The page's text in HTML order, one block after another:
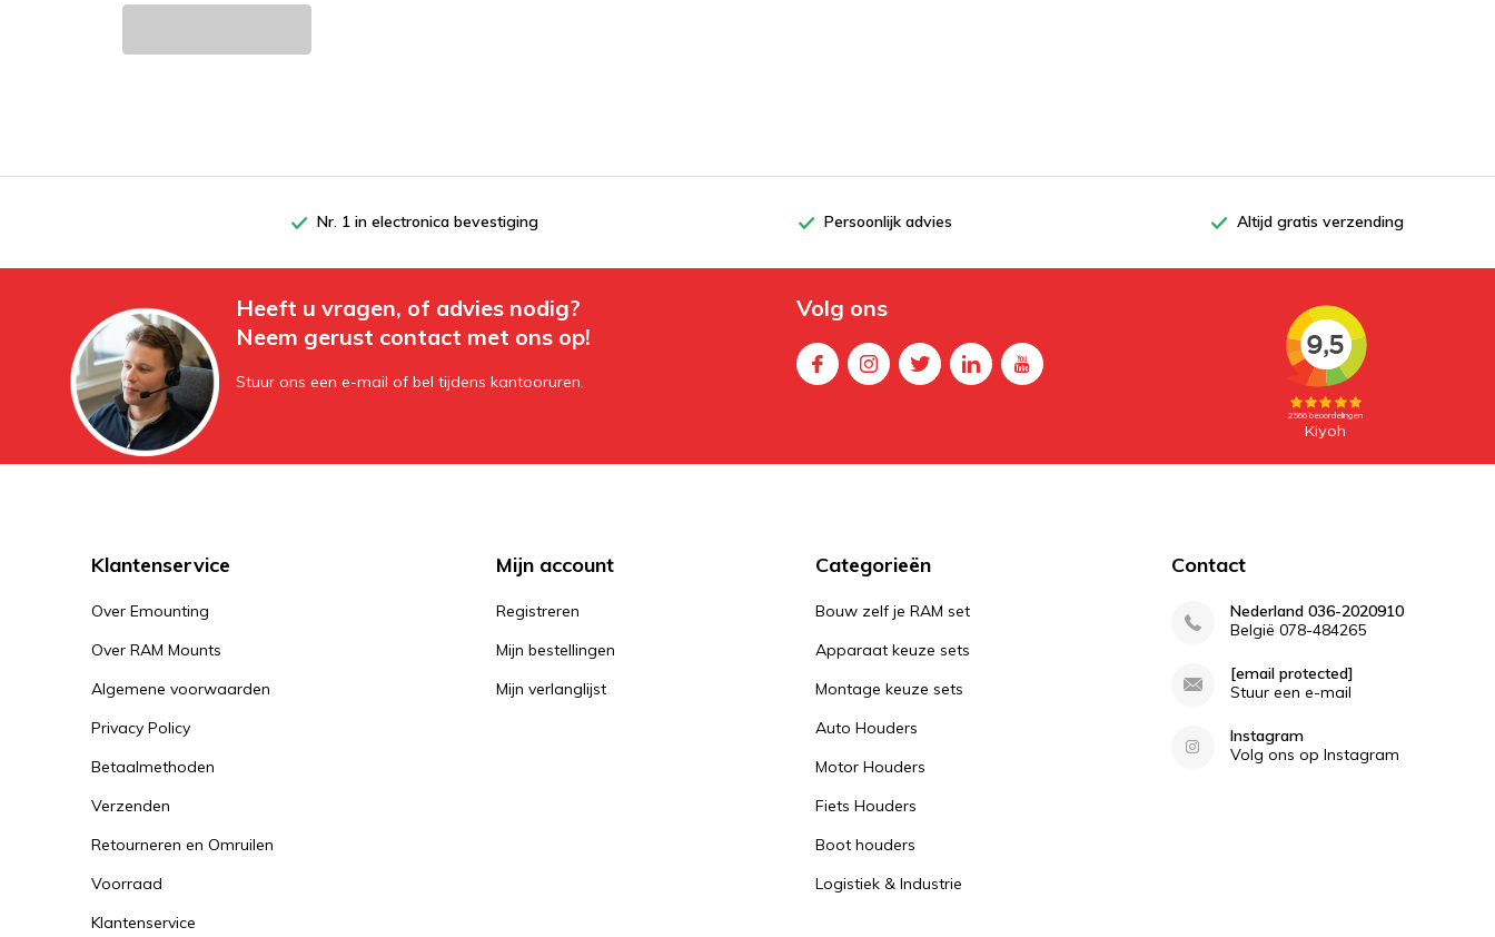
Nr. 1 in electronica bevestiging Persoonlijk advies Altijd gratis verzending
Heeft u vragen, of advies nodig?
Neem gerust contact met ons op!
Stuur ons een e-mail of bel tijdens kantooruren.
Volg ons
Klantenservice
Over Emounting
Over RAM Mounts
Algemene voorwaarden
Privacy Policy
Betaalmethoden
Verzenden
Retourneren en Omruilen
Voorraad
Klantenservice
Mijn account
Registreren
Mijn bestellingen
Mijn verlanglijst
Categorieën
Bouw zelf je RAM set
Apparaat keuze sets
Montage keuze sets
Auto Houders
Motor Houders
Fiets Houders
Boot houders
Logistiek & Industrie
Contact
Nederland 036-2020910
België 078-484265
[email protected]
Stuur een e-mail
Instagram
Volg ons op Instagram